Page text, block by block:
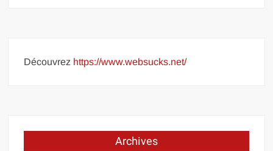
Découvrez https://www.websucks.net/
Archives